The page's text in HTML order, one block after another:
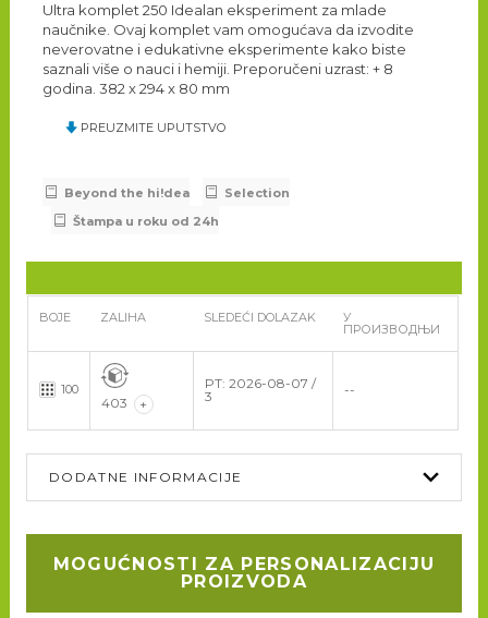
Ultra komplet 250 Idealan eksperiment za mlade
naučnike. Ovaj komplet vam omogućava da izvodite
neverovatne i edukativne eksperimente kako biste
saznali više o nauci i hemiji. Preporučeni uzrast: + 8
godina. 382 x 294 x 80 mm
PREUZMITE UPUTSTVO
Beyond the hi!dea
Selection
Štampa u roku od 24h
BOJE ZALIHA SLEDEĆI DOLAZAK У
ПРОИЗВОДЊИ
100
403 +
PT: 2026-08-07 /
3
--
DODATNE INFORMACIJE
MOGUĆNOSTI ZA PERSONALIZACIJU
PROIZVODA